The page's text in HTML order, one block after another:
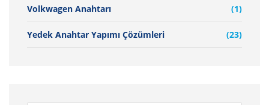
Volkwagen Anahtarı (1)
Yedek Anahtar Yapımı Çözümleri (23)